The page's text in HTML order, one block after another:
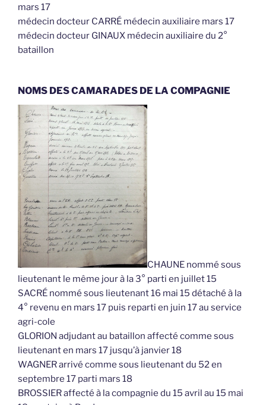
mars 17
médecin docteur CARRÉ médecin auxiliaire mars 17
médecin docteur GINAUX médecin auxiliaire du 2°
bataillon
NOMS DES CAMARADES DE LA COMPAGNIE
CHAUNE nommé sous
lieutenant le même jour à la 3° parti en juillet 15
SACRÉ nommé sous lieutenant 16 mai 15 détaché à la
4° revenu en mars 17 puis reparti en juin 17 au service
agri-cole
GLORION adjudant au bataillon affecté comme sous
lieutenant en mars 17 jusqu’à janvier 18
WAGNER arrivé comme sous lieutenant du 52 en
septembre 17 parti mars 18
BROSSIER affecté à la compagnie du 15 avril au 15 mai